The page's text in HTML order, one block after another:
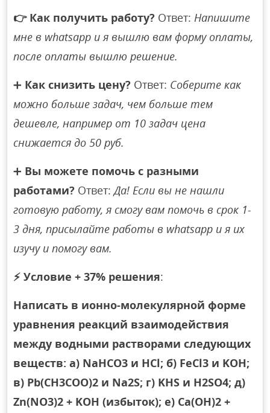
👉 Как получить работу? Ответ:Напишите
мне в whatsapp и я вышлю вам форму оплаты,
после оплаты вышлю решение.
➕ Как снизить цену? Ответ: Соберите как
можно больше задач, чем больше тем
дешевле, например от 10 задач цена
снижается до 50 руб.
➕ Вы можете помочь с разными
работами? Ответ:Да! Если вы не нашли
готовую работу, я смогу вам помочь в срок 1-
3 дня, присылайте работы в whatsapp и я их
изучу и помогу вам.
⚡ Условие + 37% решения:
Написать в ионно-молекулярной форме
уравнения реакций взаимодействия
между водными растворами следующих
веществ: а) NaHCO3 и HCl; б) FeCl3 и KOH;
в) Pb(CH3COO)2 и Na2S; г) KHS и H2SO4; д)
Zn(NO3)2 + KOH (избыток); е) Ca(OH)2 +